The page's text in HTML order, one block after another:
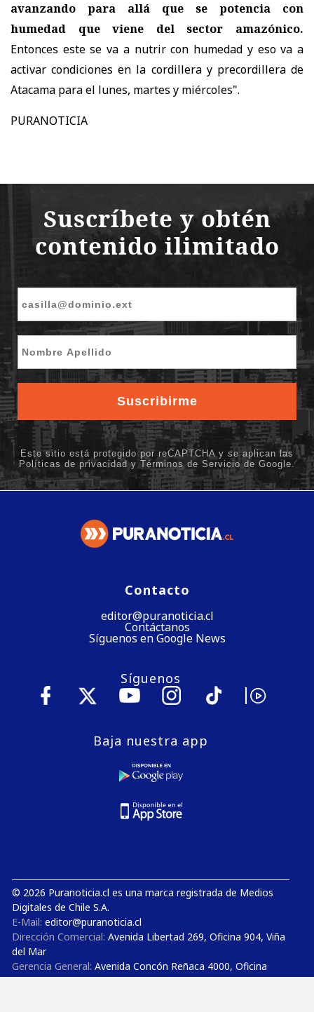
avanzando para allá que se potencia con
humedad que viene del sector amazónico.
Entonces este se va a nutrir con humedad y eso va a
activar condiciones en la cordillera y precordillera de
Atacama para el lunes, martes y miércoles".
PURANOTICIA
Contacto
editor@puranoticia.cl
Contáctanos
Síguenos en Google News
Síguenos
Baja nuestra app
© 2026 Puranoticia.cl es una marca registrada de Medios
Digitales de Chile S.A.
E-Mail: editor@puranoticia.cl
Dirección Comercial: Avenida Libertad 269, Oficina 904, Viña
del Mar
Gerencia General: Avenida Concón Reñaca 4000, Oficina
1206, Concón